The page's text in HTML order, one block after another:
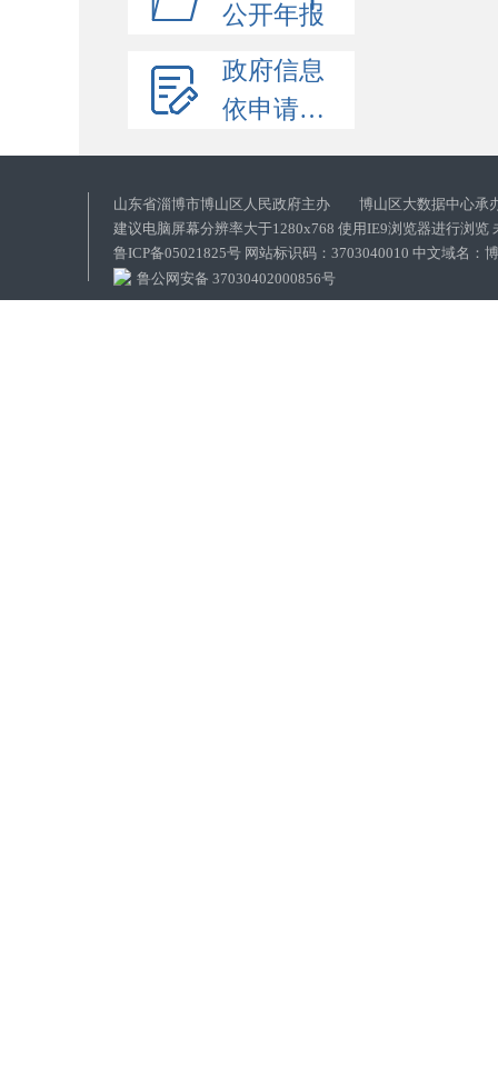
公开年报
政府信息
依申请公开
山东省淄博市博山区人民政府主办 博山区大数据中心承
建议电脑屏幕分辨率大于1280x768 使用IE9浏览器进行浏览
鲁ICP备05021825号 网站标识码：3703040010 中文域名：
鲁公网安备 37030402000856号